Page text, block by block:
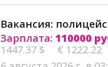
Вакансия:
Зарплата: 110000
1447.37 $
€ 1222.22